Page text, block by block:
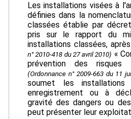
Les installations visées à
définies dans la
classées établie par
pris sur le rapport du
installations classées,
n° 2010-418 du 27 avril 2010) «
prévention des risques
(Ordonnance n° 2009-663 du 11
soumet les
enregistrement ou à
gravité des dangers ou
peut présenter leur